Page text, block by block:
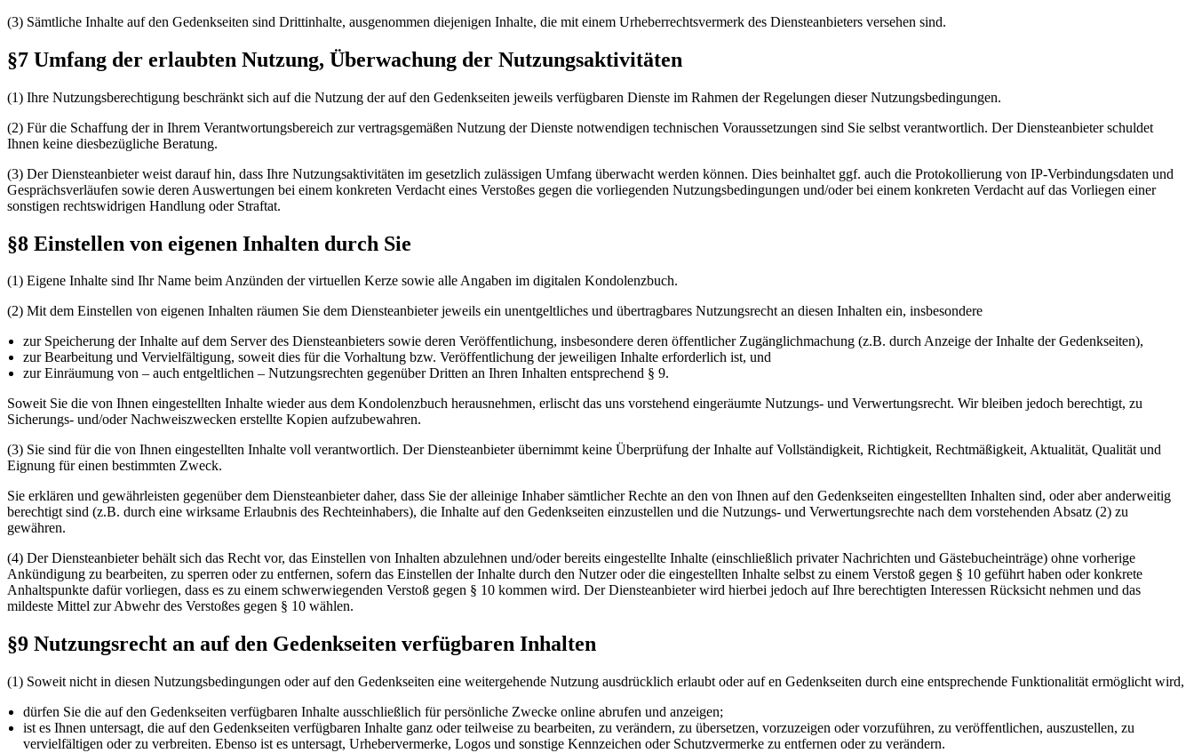
(3) Sämtliche Inhalte auf den Gedenkseiten sind Drittinhalte, ausgenommen diejenigen Inhalte, die mit einem Urheberrechtsvermerk des Diensteanbieters versehen sind.
§7 Umfang der erlaubten Nutzung, Überwachung der Nutzungsaktivitäten
(1) Ihre Nutzungsberechtigung beschränkt sich auf die Nutzung der auf den Gedenkseiten jeweils verfügbaren Dienste im Rahmen der Regelungen dieser Nutzungsbedingungen.
(2) Für die Schaffung der in Ihrem Verantwortungsbereich zur vertragsgemäßen Nutzung der Dienste notwendigen technischen Voraussetzungen sind Sie selbst verantwortlich. Der Diensteanbieter schuldet
Ihnen keine diesbezügliche Beratung.
(3) Der Diensteanbieter weist darauf hin, dass Ihre Nutzungsaktivitäten im gesetzlich zulässigen Umfang überwacht werden können. Dies beinhaltet ggf. auch die Protokollierung von IP-Verbindungsdaten und
Gesprächsverläufen sowie deren Auswertungen bei einem konkreten Verdacht eines Verstoßes gegen die vorliegenden Nutzungsbedingungen und/oder bei einem konkreten Verdacht auf das Vorliegen einer
sonstigen rechtswidrigen Handlung oder Straftat.
§8 Einstellen von eigenen Inhalten durch Sie
(1) Eigene Inhalte sind Ihr Name beim Anzünden der virtuellen Kerze sowie alle Angaben im digitalen Kondolenzbuch.
(2) Mit dem Einstellen von eigenen Inhalten räumen Sie dem Diensteanbieter jeweils ein unentgeltliches und übertragbares Nutzungsrecht an diesen Inhalten ein, insbesondere
zur Speicherung der Inhalte auf dem Server des Diensteanbieters sowie deren Veröffentlichung, insbesondere deren öffentlicher Zugänglichmachung (z.B. durch Anzeige der Inhalte der Gedenkseiten),
zur Bearbeitung und Vervielfältigung, soweit dies für die Vorhaltung bzw. Veröffentlichung der jeweiligen Inhalte erforderlich ist, und
zur Einräumung von – auch entgeltlichen – Nutzungsrechten gegenüber Dritten an Ihren Inhalten entsprechend § 9.
Soweit Sie die von Ihnen eingestellten Inhalte wieder aus dem Kondolenzbuch herausnehmen, erlischt das uns vorstehend eingeräumte Nutzungs- und Verwertungsrecht. Wir bleiben jedoch berechtigt, zu
Sicherungs- und/oder Nachweiszwecken erstellte Kopien aufzubewahren.
(3) Sie sind für die von Ihnen eingestellten Inhalte voll verantwortlich. Der Diensteanbieter übernimmt keine Überprüfung der Inhalte auf Vollständigkeit, Richtigkeit, Rechtmäßigkeit, Aktualität, Qualität und
Eignung für einen bestimmten Zweck.
Sie erklären und gewährleisten gegenüber dem Diensteanbieter daher, dass Sie der alleinige Inhaber sämtlicher Rechte an den von Ihnen auf den Gedenkseiten eingestellten Inhalten sind, oder aber anderweitig
berechtigt sind (z.B. durch eine wirksame Erlaubnis des Rechteinhabers), die Inhalte auf den Gedenkseiten einzustellen und die Nutzungs- und Verwertungsrechte nach dem vorstehenden Absatz (2) zu
gewähren.
(4) Der Diensteanbieter behält sich das Recht vor, das Einstellen von Inhalten abzulehnen und/oder bereits eingestellte Inhalte (einschließlich privater Nachrichten und Gästebucheinträge) ohne vorherige
Ankündigung zu bearbeiten, zu sperren oder zu entfernen, sofern das Einstellen der Inhalte durch den Nutzer oder die eingestellten Inhalte selbst zu einem Verstoß gegen § 10 geführt haben oder konkrete
Anhaltspunkte dafür vorliegen, dass es zu einem schwerwiegenden Verstoß gegen § 10 kommen wird. Der Diensteanbieter wird hierbei jedoch auf Ihre berechtigten Interessen Rücksicht nehmen und das
mildeste Mittel zur Abwehr des Verstoßes gegen § 10 wählen.
§9 Nutzungsrecht an auf den Gedenkseiten verfügbaren Inhalten
(1) Soweit nicht in diesen Nutzungsbedingungen oder auf den Gedenkseiten eine weitergehende Nutzung ausdrücklich erlaubt oder auf en Gedenkseiten durch eine entsprechende Funktionalität ermöglicht wird,
dürfen Sie die auf den Gedenkseiten verfügbaren Inhalte ausschließlich für persönliche Zwecke online abrufen und anzeigen;
ist es Ihnen untersagt, die auf den Gedenkseiten verfügbaren Inhalte ganz oder teilweise zu bearbeiten, zu verändern, zu übersetzen, vorzuzeigen oder vorzuführen, zu veröffentlichen, auszustellen, zu
vervielfältigen oder zu verbreiten. Ebenso ist es untersagt, Urhebervermerke, Logos und sonstige Kennzeichen oder Schutzvermerke zu entfernen oder zu verändern.